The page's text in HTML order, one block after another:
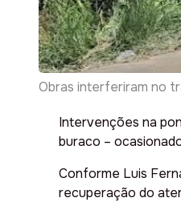
Obras interferiram no
Intervenções na
buraco –
Conforme Luis
recuperação do